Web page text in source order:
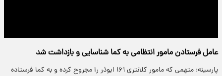
عامل فرستادن مامور انتظامی به کما شناسایی و بازداشت شد
پارسینه: متهمی که مامور کلانتری ۱۶۱ ابوذر را مجروح کرده و به کما فرستاده